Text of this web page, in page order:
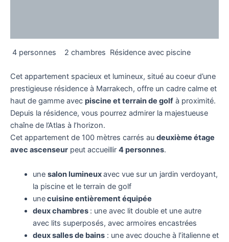
4 personnes 2 chambres Résidence avec piscine
Cet appartement spacieux et lumineux, situé au coeur d’une
prestigieuse résidence à Marrakech, offre un cadre calme et
haut de gamme avec piscine et terrain de golf à proximité.
Depuis la résidence, vous pourrez admirer la majestueuse
chaîne de l’Atlas à l’horizon.
Cet appartement de 100 mètres carrés au deuxième étage
avec ascenseur peut accueillir 4 personnes.
une salon lumineuxavec vue sur un jardin verdoyant,
la piscine et le terrain de golf
unecuisine entièrement équipée
deux chambres : une avec lit double et une autre
avec lits superposés, avec armoires encastrées
deux salles de bains: une avec douche à l’italienne et